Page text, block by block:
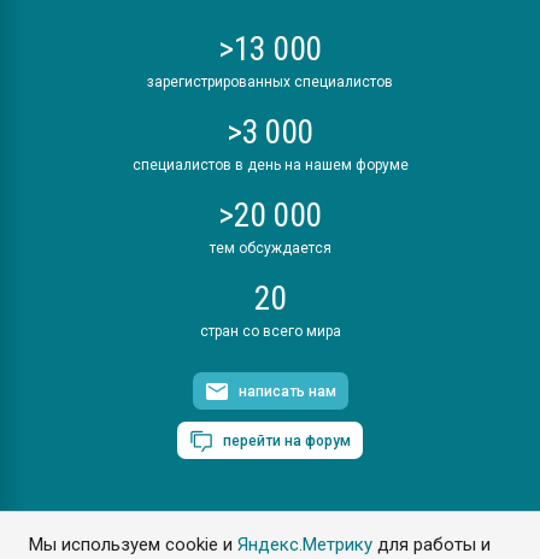
Мы используем cookie иЯндекс.Метрику для работы и
>13 000
зарегистрированных специалистов
>3 000
специалистов в день на нашем форуме
>20 000
тем обсуждается
20
стран со всего мира
написать нам
перейти на форум
ПластЭксперт © 2006. Все права защищены